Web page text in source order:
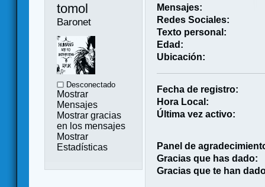
tomol
Baronet
Desconectado
Mostrar
Mensajes
Mostrar gracias
en los mensajes
Mostrar
Estadísticas
Mensajes:
Redes Sociales:
Texto personal:
Edad:
Ubicación:
Fecha de registro:
Hora Local:
Última vez activo:
Panel de
Gracias que has dado:
Gracias que te han